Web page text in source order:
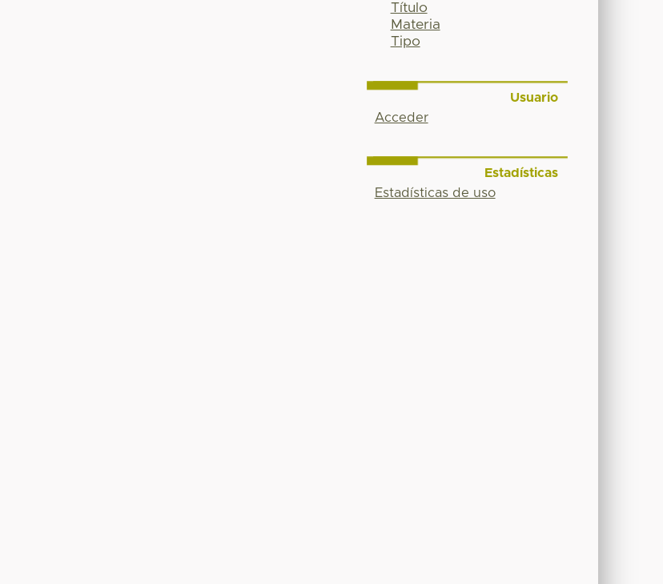
Título
Materia
Tipo
Usuario
Acceder
Estadísticas
Estadísticas de uso